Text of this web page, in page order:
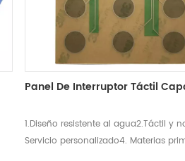
Panel De Interruptor Táctil
1.Diseño resistente al agua2.Táctil y
Servicio personalizado4. Materias